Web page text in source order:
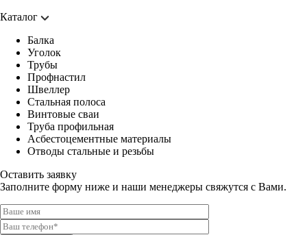
Каталог
Балка
Уголок
Трубы
Профнастил
Швеллер
Стальная полоса
Винтовые сваи
Труба профильная
Асбестоцементные материалы
Отводы стальные и резьбы
Оставить заявку
Заполните форму ниже и наши менеджеры свяжутся с Вами.